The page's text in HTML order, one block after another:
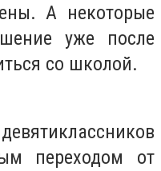
А некоторые
уже после
со школой.
переходом от